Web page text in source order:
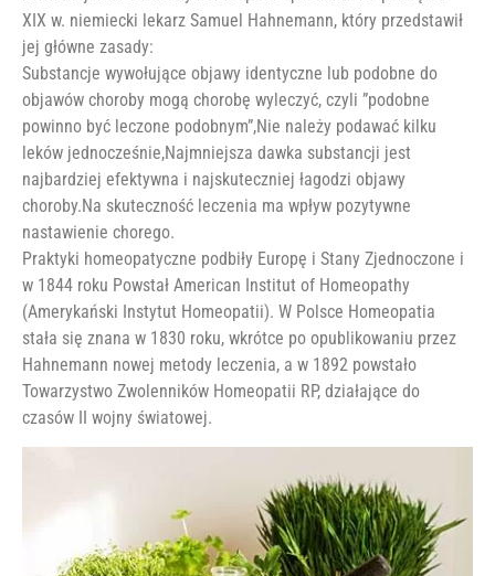
XIX w. niemiecki lekarz Samuel Hahnemann, który przedstawił
jej główne zasady:
Substancje wywołujące objawy identyczne lub podobne do
objawów choroby mogą chorobę wyleczyć, czyli ”podobne
powinno być leczone podobnym”,Nie należy podawać kilku
leków jednocześnie,Najmniejsza dawka substancji jest
najbardziej efektywna i najskuteczniej łagodzi objawy
choroby.Na skuteczność leczenia ma wpływ pozytywne
nastawienie chorego.
Praktyki homeopatyczne podbiły Europę i Stany Zjednoczone i
w 1844 roku Powstał American Institut of Homeopathy
(Amerykański Instytut Homeopatii). W Polsce Homeopatia
stała się znana w 1830 roku, wkrótce po opublikowaniu przez
Hahnemann nowej metody leczenia, a w 1892 powstało
Towarzystwo Zwolenników Homeopatii RP, działające do
czasów II wojny światowej.